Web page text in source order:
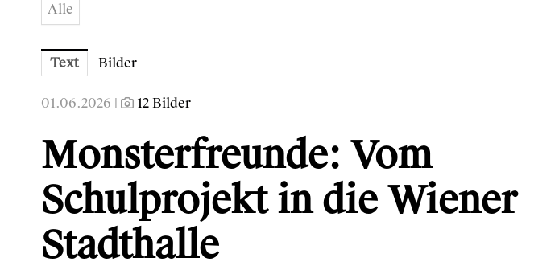
Alle
Text Bilder
01.06.2026 | 12 Bilder
Monsterfreunde: Vom
Schulprojekt in die Wiener
Stadthalle